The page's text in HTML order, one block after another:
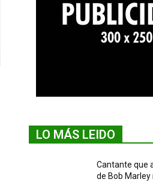
LO MÁS LEIDO
Cantante que
de Bob